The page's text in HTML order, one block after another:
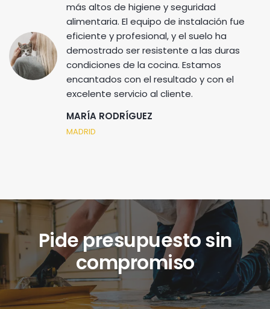
más altos de higiene y seguridad
alimentaria. El equipo de instalación fue
eficiente y profesional, y el suelo ha
demostrado ser resistente a las duras
condiciones de la cocina. Estamos
encantados con el resultado y con el
excelente servicio al cliente.
MARÍA RODRÍGUEZ
MADRID
Pide presupuesto sin
compromiso